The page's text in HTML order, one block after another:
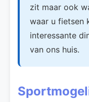
zit maar ook
waar u fietsen
interessante
van ons huis.